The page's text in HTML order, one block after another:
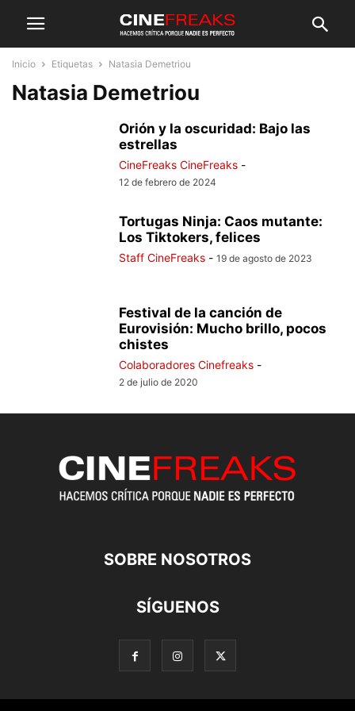
Inicio Etiquetas Natasia Demetriou
Natasia Demetriou
Orión y la oscuridad: Bajo las
estrellas
CineFreaks CineFreaks -
12 de febrero de 2024
Tortugas Ninja: Caos mutante:
Los Tiktokers, felices
Staff CineFreaks - 19 de agosto de 2023
Festival de la canción de
Eurovisión: Mucho brillo, pocos
chistes
Colaboradores Cinefreaks -
2 de julio de 2020
SOBRE NOSOTROS
SÍGUENOS